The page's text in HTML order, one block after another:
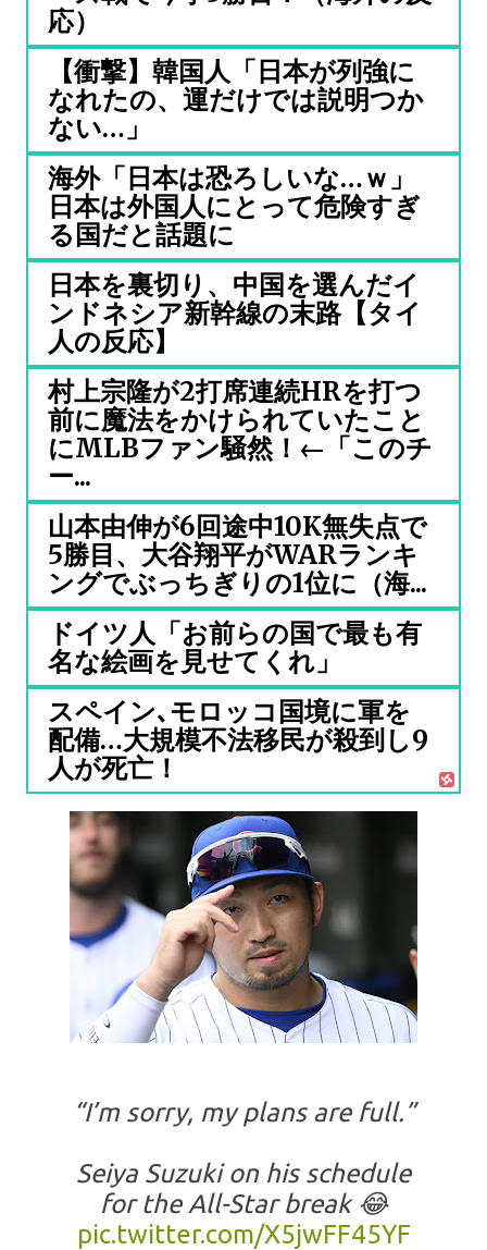
応）
【衝撃】韓国人「日本が列強に
なれたの、運だけでは説明つか
ない…」
海外「日本は恐ろしいな…ｗ」
日本は外国人にとって危険すぎ
る国だと話題に
日本を裏切り、中国を選んだイ
ンドネシア新幹線の末路【タイ
人の反応】
村上宗隆が2打席連続HRを打つ
前に魔法をかけられていたこと
にMLBファン騒然！←「このチ
ー...
山本由伸が6回途中10K無失点で
5勝目、大谷翔平がWARランキ
ングでぶっちぎりの1位に（海...
ドイツ人「お前らの国で最も有
名な絵画を見せてくれ」
スペイン､モロッコ国境に軍を
配備…大規模不法移民が殺到し9
人が死亡！
“I’m sorry, my plans are full.”
Seiya Suzuki on his schedule
for the All-Star break 😂
pic.twitter.com/X5jwFF45YF